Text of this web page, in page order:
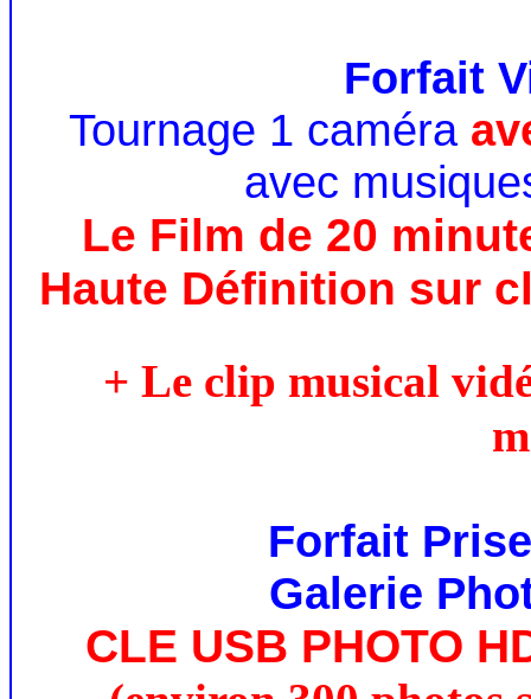
Forfait
Tournage 1 caméra
avec
Le Film de 20
Haute Définition sur
+ Le clip musical
Forfait
Galerie
CLE USB PHOTO